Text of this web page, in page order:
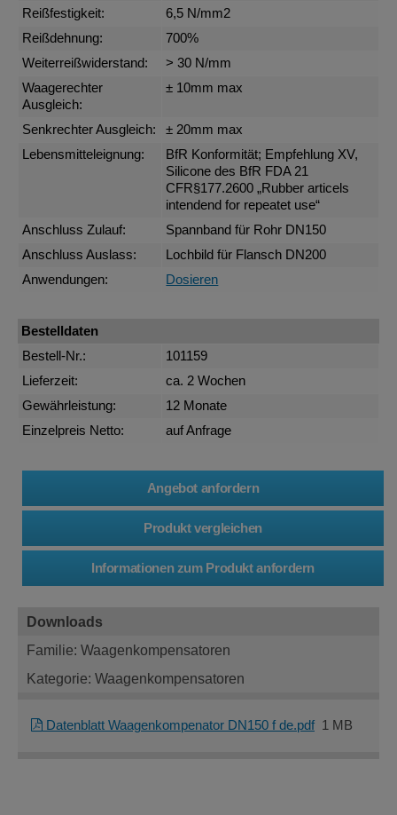
Reißfestigkeit:
6,5 N/mm2
Reißdehnung:
700%
Weiterreißwiderstand:
> 30 N/mm
Waagerechter
Ausgleich:
± 10mm max
Senkrechter Ausgleich:
± 20mm max
Lebensmitteleignung:
BfR Konformität; Empfehlung XV,
Silicone des BfR FDA 21
CFR§177.2600 „Rubber articels
intendend for repeatet use“
Anschluss Zulauf:
Spannband für Rohr DN150
Anschluss Auslass:
Lochbild für Flansch DN200
Anwendungen:
Dosieren
Bestelldaten
Bestell-Nr.:
101159
Lieferzeit:
ca. 2 Wochen
Gewährleistung:
12 Monate
Einzelpreis Netto:
auf Anfrage
Downloads
Familie: Waagenkompensatoren
Kategorie: Waagenkompensatoren
Datenblatt Waagenkompenator DN150 f de.pdf 1 MB